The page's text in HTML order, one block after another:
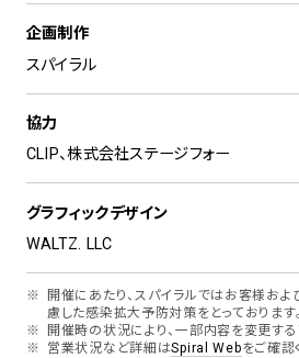
企画制作
スパイラル
協力
CLIP、株式会社ステージフォー
グラフィックデザイン
WALTZ. LLC
開催にあたり、スパイラルではお客様お
慮した感染拡大予防対策をとっております。
開催時の状況により、一部内容を変更する
営業状況など詳細はSpiral Webをご確認